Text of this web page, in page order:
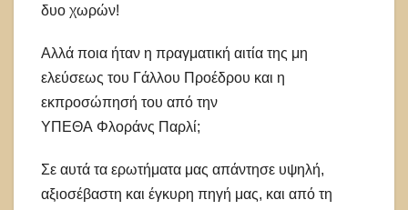
δυο χωρών!
Αλλά ποια ήταν η πραγματική αιτία της μη
ελεύσεως του Γάλλου Προέδρου και η
εκπροσώπησή του από την
ΥΠΕΘΑ Φλοράνς Παρλί;
Σε αυτά τα ερωτήματα μας απάντησε υψηλή,
αξιοσέβαστη και έγκυρη πηγή μας, και από τη